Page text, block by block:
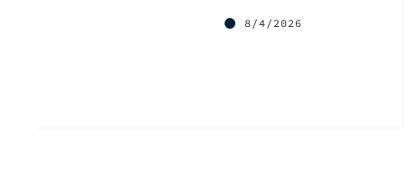
8/4/2026